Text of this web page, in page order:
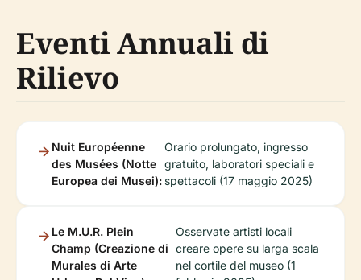
Eventi Annuali di
Rilievo
Nuit Européenne
des Musées (Notte
Europea dei Musei):
Orario prolungato, ingresso
gratuito, laboratori speciali e
spettacoli (17 maggio 2025)
Le M.U.R. Plein
Champ (Creazione di
Murales di Arte
Osservate artisti locali
creare opere su larga scala
nel cortile del museo (1